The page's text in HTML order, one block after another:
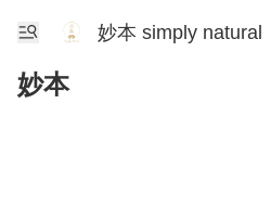
妙本 simply natural
妙本